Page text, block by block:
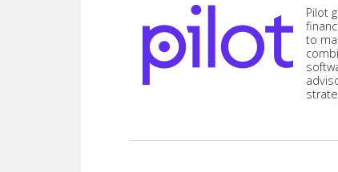
Pilot
to